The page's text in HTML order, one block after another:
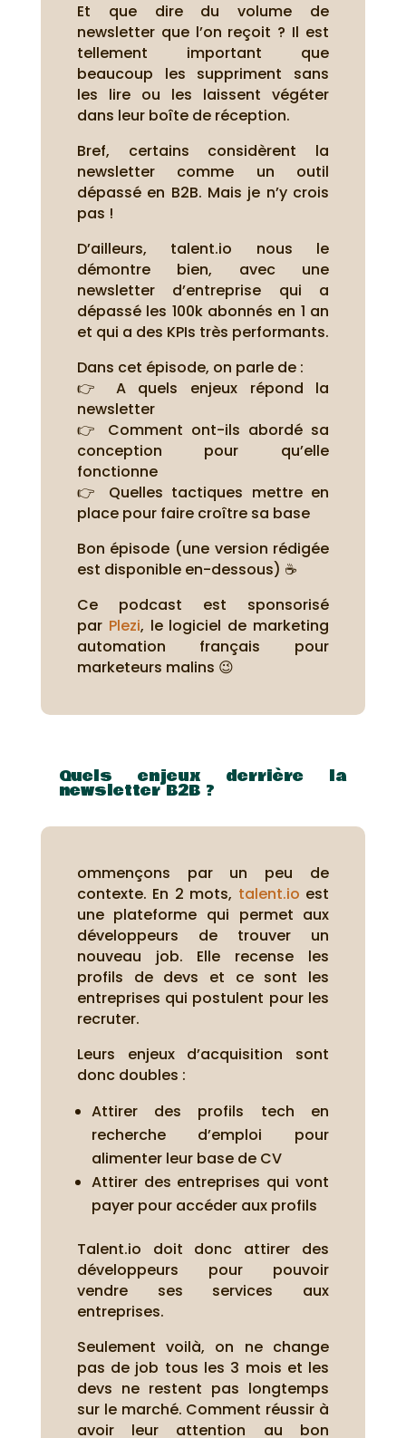
Et que dire du volume de
newsletter que l’on reçoit ? Il est
tellement important que
beaucoup les suppriment sans
les lire ou les laissent végéter
dans leur boîte de réception.
Bref, certains considèrent la
newsletter comme un outil
dépassé en B2B. Mais je n’y crois
pas !
D’ailleurs, talent.io nous le
démontre bien, avec une
newsletter d’entreprise qui a
dépassé les 100k abonnés en 1 an
et qui a des KPIs très performants.
Dans cet épisode, on parle de :
👉 A quels enjeux répond la
newsletter
👉 Comment ont-ils abordé sa
conception pour qu’elle
fonctionne
👉 Quelles tactiques mettre en
place pour faire croître sa base
Bon épisode (une version rédigée
est disponible en-dessous) ☕
Ce podcast est sponsorisé
par Plezi, le logiciel de marketing
automation français pour
marketeurs malins 😉
Quels enjeux derrière la
newsletter B2B ?
ommençons par un peu de
contexte. En 2 mots, talent.io est
une plateforme qui permet aux
développeurs de trouver un
nouveau job. Elle recense les
profils de devs et ce sont les
entreprises qui postulent pour les
recruter.
Leurs enjeux d’acquisition sont
donc doubles :
Attirer des profils tech en
recherche d’emploi pour
alimenter leur base de CV
Attirer des entreprises qui vont
payer pour accéder aux profils
Talent.io doit donc attirer des
développeurs pour pouvoir
vendre ses services aux
entreprises.
Seulement voilà, on ne change
pas de job tous les 3 mois et les
devs ne restent pas longtemps
sur le marché. Comment réussir à
avoir leur attention au bon